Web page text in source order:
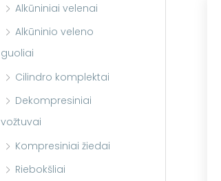
Alkūniniai velenai
Alkūninio veleno
guoliai
Cilindro komplektai
Dekompresiniai
vožtuvai
Kompresiniai žiedai
Riebokšliai